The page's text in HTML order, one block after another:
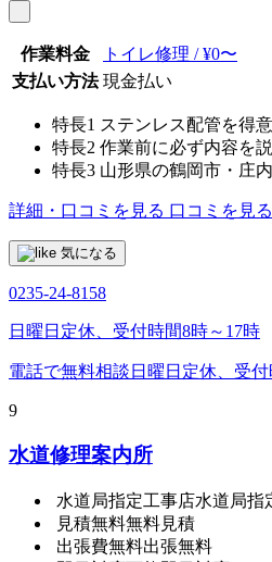
作業料金
トイレ修理 / ¥0〜
支払い方法 現金払い
特長1 ステンレス配管を得
特長2 作業前に必ず内容を
特長3 山形県の鶴岡市・庄
詳細・口コミを見る 口コミを見る
気になる
0235-24-8158
日曜日定休、受付時間8時～17時
電話で無料相談 日曜日定休、受
9
水道修理案内所
水道局指定工事店水道局指
見積無料無料見積
出張費無料出張無料